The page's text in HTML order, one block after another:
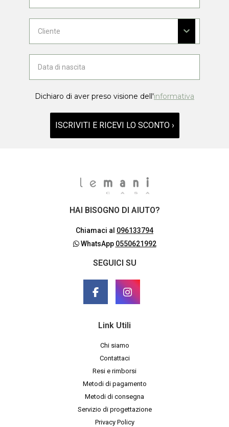
Dichiaro di aver preso visione dell'informativa
ISCRIVITI E RICEVI LO SCONTO ›
HAI BISOGNO DI AIUTO?
Chiamaci al 096133794
WhatsApp 0550621992
SEGUICI SU
Link Utili
Chi siamo
Contattaci
Resi e rimborsi
Metodi di pagamento
Metodi di consegna
Servizio di progettazione
Privacy Policy